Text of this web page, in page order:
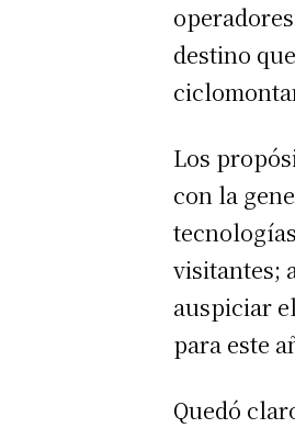
destino
Los
con la
visitantes;
auspiciar
para este
Quedó